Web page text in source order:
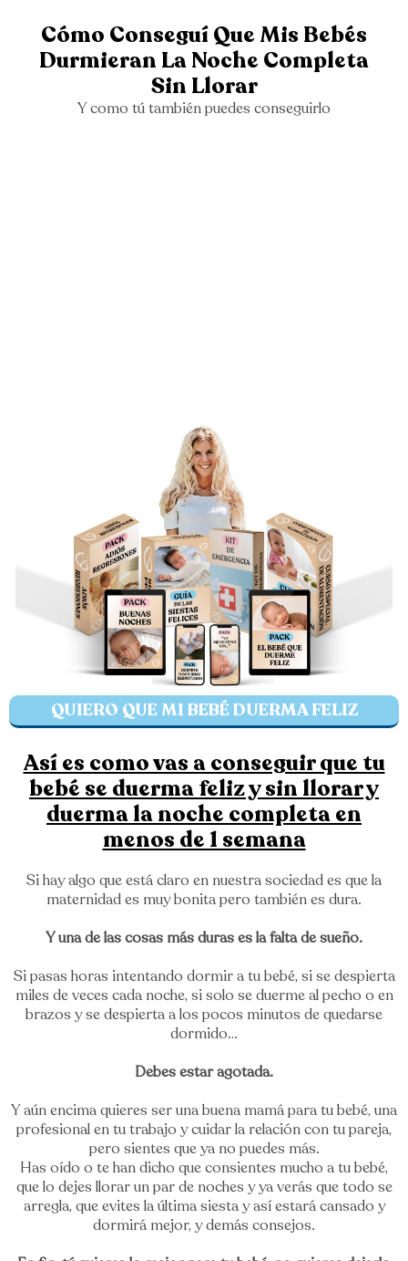
Cómo Conseguí Que Mis Bebés
Durmieran La Noche Completa
Sin Llorar
Y como tú también puedes conseguirlo
QUIERO QUE MI BEBÉ DUERMA FELIZ
Así es como vas a conseguir que tu
bebé se duerma feliz y sin llorar y
duerma la noche completa en
menos de 1 semana
Si hay algo que está claro en nuestra sociedad es que la
maternidad es muy bonita pero también es dura.
Y una de las cosas más duras es la falta de sueño.
Si pasas horas intentando dormir a tu bebé, si se despierta
miles de veces cada noche, si solo se duerme al pecho o en
brazos y se despierta a los pocos minutos de quedarse
dormido…
Debes estar agotada.
Y aún encima quieres ser una buena mamá para tu bebé, una
profesional en tu trabajo y cuidar la relación con tu pareja,
pero sientes que ya no puedes más.
Has oído o te han dicho que consientes mucho a tu bebé,
que lo dejes llorar un par de noches y ya verás que todo se
arregla, que evites la última siesta y así estará cansado y
dormirá mejor, y demás consejos.